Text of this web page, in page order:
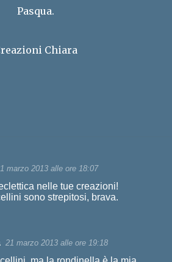
Pasqua.
Chiara
marzo 2013 alle ore 18:07
nelle tue creazioni!
sono strepitosi, brava.
21 marzo 2013 alle ore 19:18